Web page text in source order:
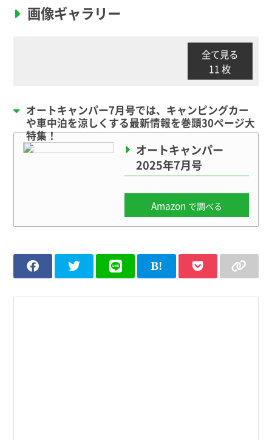
画像ギャラリー
全て見る
11 枚
オートキャンパー7月号では、キャンピングカー
や車中泊を涼しくする最新情報を巻頭30ページ大
特集！
オートキャンパー
2025年7月号
Amazon で調べる